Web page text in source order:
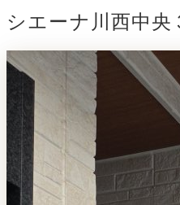
シエーナ川西中央